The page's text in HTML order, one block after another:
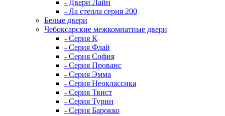
- Двери Лайн
- Ла стелла серия 200
Белые двери
Чебоксарские межкомнатные двери
- Серия К
- Серия Флай
- Серия София
- Серия Прованс
- Серия Эмма
- Серия Неоклассика
- Серия Твист
- Серия Турин
- Серия Барокко